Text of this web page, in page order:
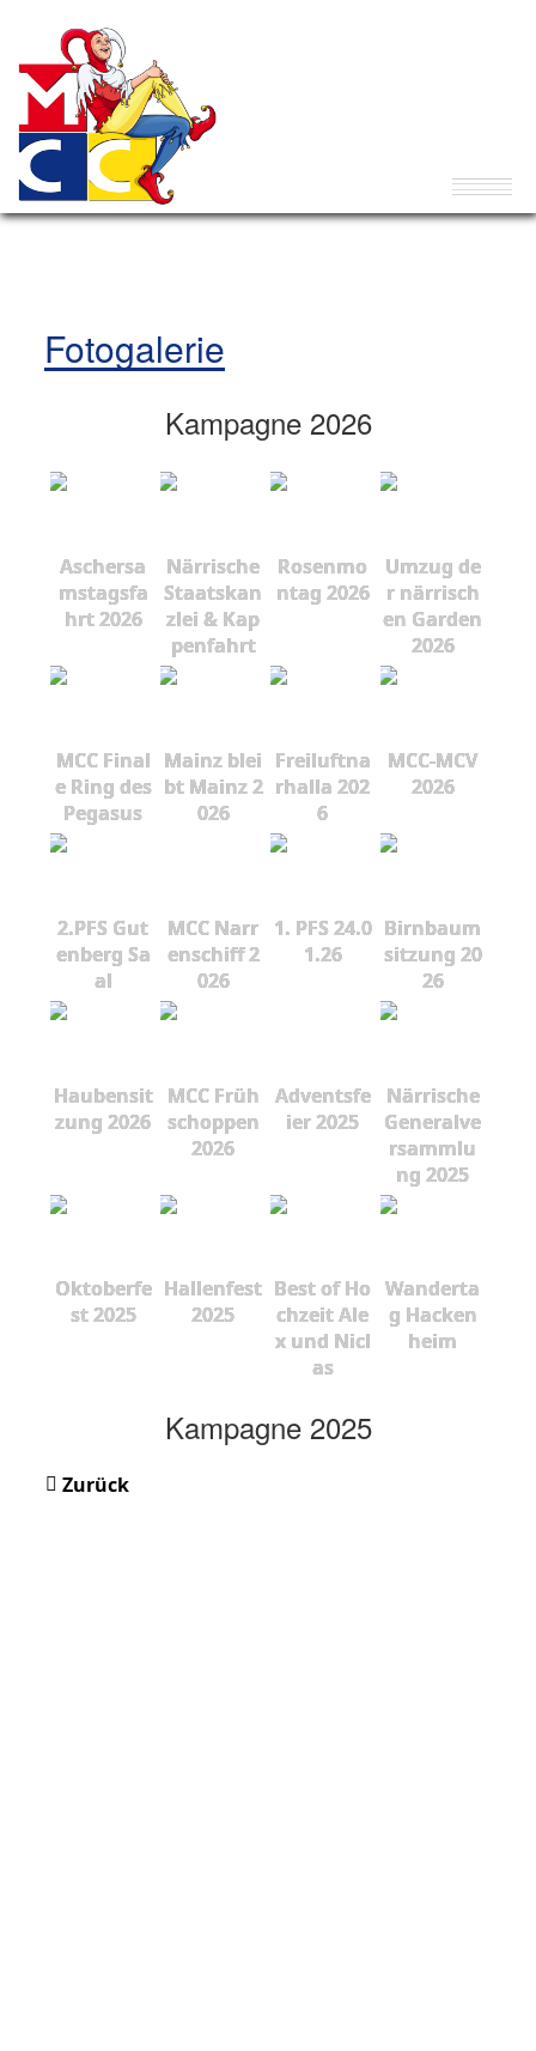
Fotogalerie
Kampagne 2026
Aschersa
mstagsfa
hrt 2026
Närrische
Staatskan
zlei & Kap
penfahrt
Rosenmo
ntag 2026
Umzug de
r närrisch
en Garden
2026
MCC Final
e Ring des
Pegasus
Mainz blei
bt Mainz 2
026
Freiluftna
rhalla 202
6
MCC-MCV
2026
2.PFS Gut
enberg Sa
al
MCC Narr
enschiff 2
026
1. PFS 24.0
1.26
Birnbaum
sitzung 20
26
Haubensit
zung 2026
MCC Früh
schoppen
2026
Adventsfe
ier 2025
Närrische
Generalve
rsammlu
ng 2025
Oktoberfe
st 2025
Hallenfest
2025
Best of Ho
chzeit Ale
x und Nicl
as
Wanderta
g Hacken
heim
Kampagne 2025
Zurück